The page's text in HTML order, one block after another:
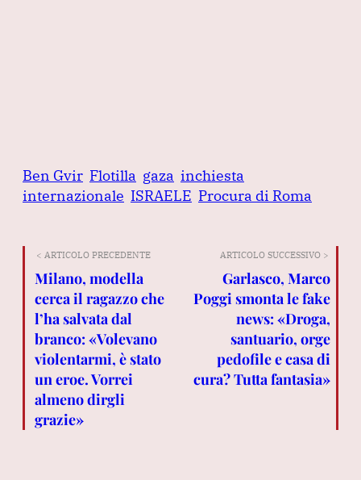
Ben Gvir Flotilla gaza inchiesta
internazionale ISRAELE Procura di Roma
< ARTICOLO PRECEDENTE
Milano, modella
cerca il ragazzo che
l’ha salvata dal
branco: «Volevano
violentarmi, è stato
un eroe. Vorrei
almeno dirgli
grazie»
ARTICOLO SUCCESSIVO >
Garlasco, Marco
Poggi smonta le fake
news: «Droga,
santuario, orge
pedofile e casa di
cura? Tutta fantasia»